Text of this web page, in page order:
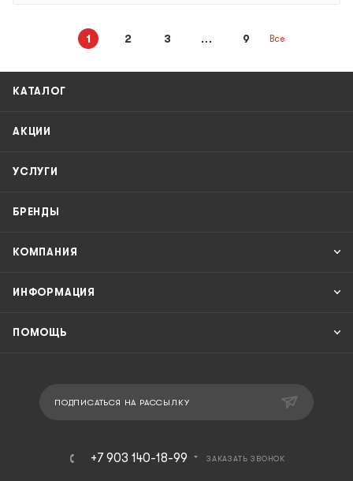
1 2 3 9 Все
КАТАЛОГ
АКЦИИ
УСЛУГИ
БРЕНДЫ
КОМПАНИЯ
ИНФОРМАЦИЯ
ПОМОЩЬ
ПОДПИСАТЬСЯ НА РАССЫЛКУ
+7 903 140-18-99 ЗАКАЗАТЬ ЗВОНОК